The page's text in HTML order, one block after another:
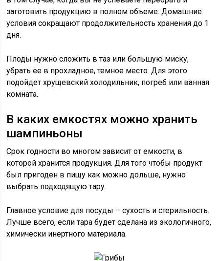
заготовить продукцию в полном объеме. Домашние
условия сокращают продолжительность хранения до 1
дня.
Плоды нужно сложить в таз или большую миску,
убрать ее в прохладное, темное место. Для этого
подойдет хрущевский холодильник, погреб или ванная
комната.
В каких емкостях можно хранить
шампиньоны
Срок годности во многом зависит от емкости, в
которой хранится продукция. Для того чтобы продукт
был пригоден в пищу как можно дольше, нужно
выбрать подходящую тару.
Главное условие для посуды – сухость и стерильность.
Лучше всего, если тара будет сделана из экологичного,
химически инертного материала.